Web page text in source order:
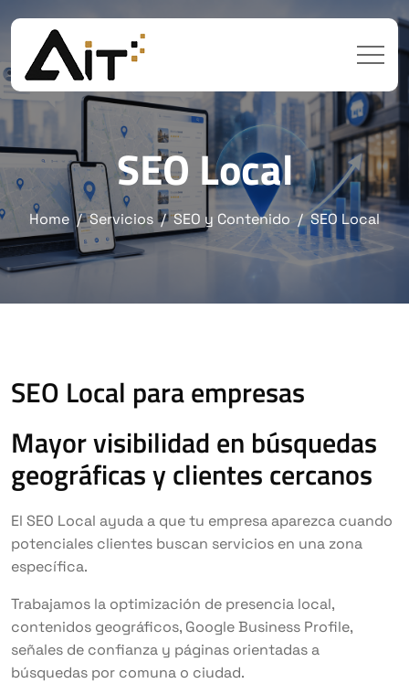
SEO Local
Home Servicios SEO y Contenido SEO Local
SEO Local para empresas
Mayor visibilidad en búsquedas
geográficas y clientes cercanos
El SEO Local ayuda a que tu empresa aparezca cuando
potenciales clientes buscan servicios en una zona
específica.
Trabajamos la optimización de presencia local,
contenidos geográficos, Google Business Profile,
señales de confianza y páginas orientadas a
búsquedas por comuna o ciudad.